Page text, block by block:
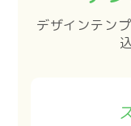
デザインテン